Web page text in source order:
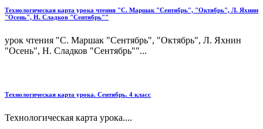
Технологическая карта урока чтения "С. Маршак "Сентябрь", "Октябрь", Л. Яхнин
"Осень", Н. Сладков "Сентябрь""
урок чтения "С. Маршак "Сентябрь", "Октябрь", Л. Яхнин
"Осень", Н. Сладков "Сентябрь""...
Технологическая карта урока. Сентябрь. 4 класс
Технологическая карта урока....